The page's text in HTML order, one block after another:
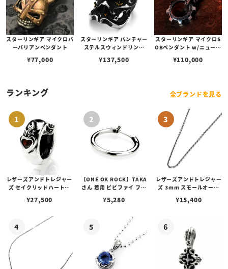
スターリンギア マイクロバ
ーバリアンペンダント
¥77,000
スターリンギア パンチャー
ステルスウィンドリング
ブロッサム
¥137,500
スターリンギア マイクロS
OBペンダント w/ニューギ
¥110,000
ランキング 全ブランドを見る
レザーズアンドトレジャー
ズ セイクリッドハートピ
¥27,500
【ONE OK ROCK】TAKA
さん 着用 ビビファイ フー
¥5,280
レザーズアンドトレジャー
ズ 3mm スモールオーバ
ブスタークラスプ＆LTロ
¥15,400